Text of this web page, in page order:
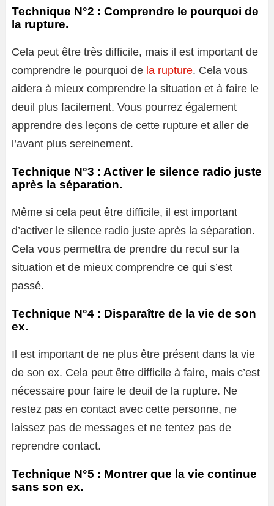
Technique N°2 : Comprendre le pourquoi de
la rupture.
Cela peut être très difficile, mais il est important de
comprendre le pourquoi de la rupture. Cela vous
aidera à mieux comprendre la situation et à faire le
deuil plus facilement. Vous pourrez également
apprendre des leçons de cette rupture et aller de
l’avant plus sereinement.
Technique N°3 : Activer le silence radio juste
après la séparation.
Même si cela peut être difficile, il est important
d’activer le silence radio juste après la séparation.
Cela vous permettra de prendre du recul sur la
situation et de mieux comprendre ce qui s’est
passé.
Technique N°4 : Disparaître de la vie de son
ex.
Il est important de ne plus être présent dans la vie
de son ex. Cela peut être difficile à faire, mais c’est
nécessaire pour faire le deuil de la rupture. Ne
restez pas en contact avec cette personne, ne
laissez pas de messages et ne tentez pas de
reprendre contact.
Technique N°5 : Montrer que la vie continue
sans son ex.